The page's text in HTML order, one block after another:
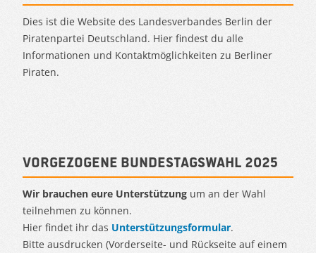
Dies ist die Website des Landesverbandes Berlin der
Piratenpartei Deutschland. Hier findest du alle
Informationen und Kontaktmöglichkeiten zu Berliner
Piraten.
Vorgezogene Bundestagswahl 2025
Wir brauchen eure Unterstützung um an der Wahl
teilnehmen zu können.
Hier findet ihr das Unterstützungsformular.
Bitte ausdrucken (Vorderseite- und Rückseite auf einem